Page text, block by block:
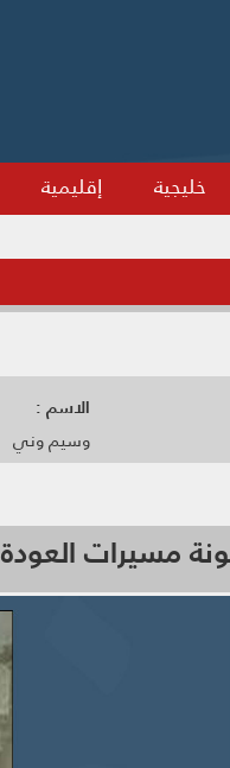
خليجية إقليمية
الاسم :
وسيم وني
مسيرات العودة